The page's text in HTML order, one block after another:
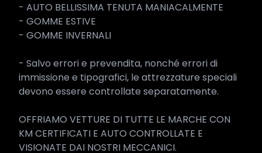
- AUTO BELLISSIMA TENUTA MANIACALMENTE
- GOMME ESTIVE
- GOMME INVERNALI
- Salvo errori e prevendita, nonché errori di
immissione e tipografici, le attrezzature speciali
devono essere controllate separatamente.
OFFRIAMO VETTURE DI TUTTE LE MARCHE CON
KM CERTIFICATI E AUTO CONTROLLATE E
VISIONATE DAI NOSTRI MECCANICI.